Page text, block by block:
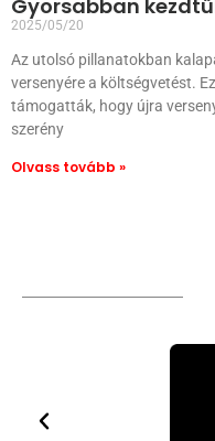
Gyorsabban
2025/05/20
Az utolsó pillanatokban
versenyére a költségvetést.
támogatták, hogy újra
szerény
Olvass tovább »